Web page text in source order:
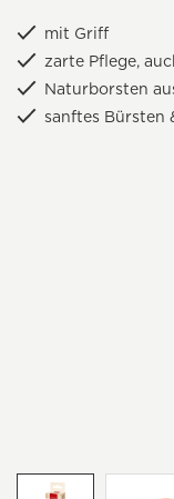
mit Griff
zarte Pflege,
Naturborsten
sanftes Bürsten